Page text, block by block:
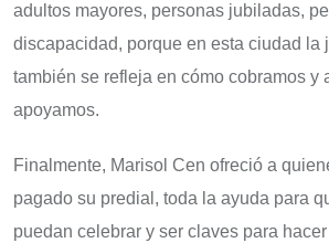
adultos mayores, personas jubiladas,
discapacidad, porque en esta ciudad la
también se refleja en cómo cobramos y
apoyamos.
Finalmente, Marisol Cen ofreció a
pagado su predial, toda la ayuda para
puedan celebrar y ser claves para